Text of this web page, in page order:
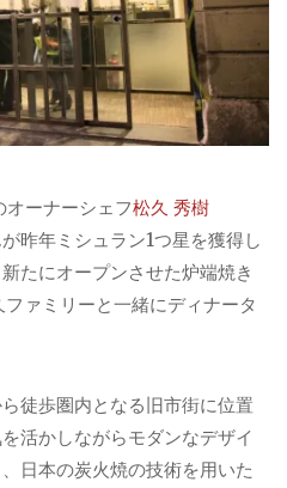
ーナーシェフ松久 秀樹
昨年ミシュラン1つ星を獲得し
新たにオープンさせた炉端焼き
ファミリーと一緒にディナータ
徒歩圏内となる旧市街に位置
活かしながらモダンなデザイ
日本の炭火焼の技術を用いた